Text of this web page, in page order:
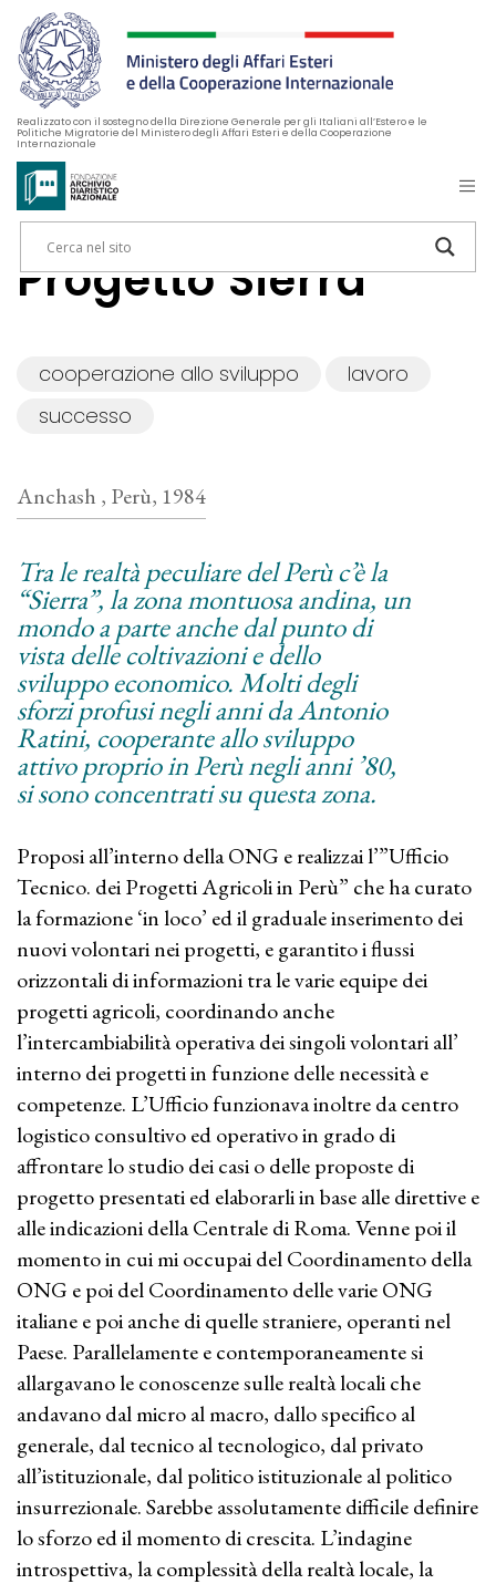
Realizzato con il sostegno della Direzione Generale per gli Italiani all’Estero e le
Politiche Migratorie del Ministero degli Affari Esteri e della Cooperazione
Internazionale
Progetto Sierra
cooperazione allo sviluppo
lavoro
successo
Anchash , Perù, 1984
Tra le realtà peculiare del Perù c’è la
“Sierra”, la zona montuosa andina, un
mondo a parte anche dal punto di
vista delle coltivazioni e dello
sviluppo economico. Molti degli
sforzi profusi negli anni da Antonio
Ratini, cooperante allo sviluppo
attivo proprio in Perù negli anni ’80,
si sono concentrati su questa zona.
Proposi all’interno della ONG e realizzai l’”Ufficio
Tecnico. dei Progetti Agricoli in Perù” che ha curato
la formazione ‘in loco’ ed il graduale inserimento dei
nuovi volontari nei progetti, e garantito i flussi
orizzontali di informazioni tra le varie equipe dei
progetti agricoli, coordinando anche
l’intercambiabilità operativa dei singoli volontari all’
interno dei progetti in funzione delle necessità e
competenze. L’Ufficio funzionava inoltre da centro
logistico consultivo ed operativo in grado di
affrontare lo studio dei casi o delle proposte di
progetto presentati ed elaborarli in base alle direttive e
alle indicazioni della Centrale di Roma. Venne poi il
momento in cui mi occupai del Coordinamento della
ONG e poi del Coordinamento delle varie ONG
italiane e poi anche di quelle straniere, operanti nel
Paese. Parallelamente e contemporaneamente si
allargavano le conoscenze sulle realtà locali che
andavano dal micro al macro, dallo specifico al
generale, dal tecnico al tecnologico, dal privato
all’istituzionale, dal politico istituzionale al politico
insurrezionale. Sarebbe assolutamente difficile definire
lo sforzo ed il momento di crescita. L’indagine
introspettiva, la complessità della realtà locale, la